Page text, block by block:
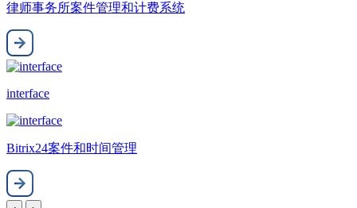
律师事务所案件管理和计费系统
interface
Bitrix24案件和时间管理